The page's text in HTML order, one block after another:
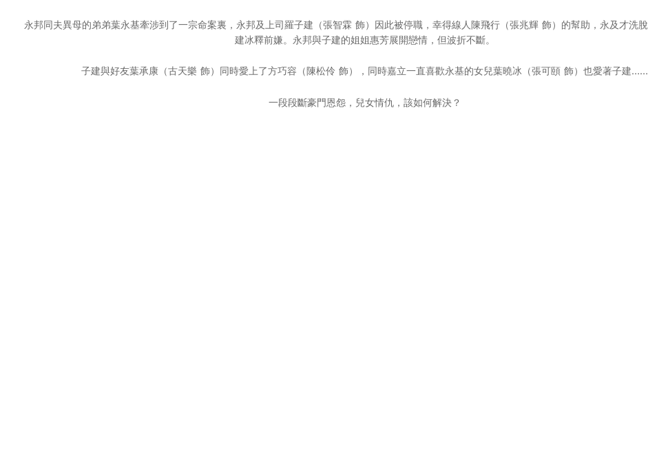
永邦同夫異母的弟弟葉永基牽涉到了一宗命案裏，永邦及上司羅子建（張智霖 飾）因此被停職，幸得線人陳飛行（張兆輝 飾）的幫助，永及才洗
建冰釋前嫌。永邦與子建的姐姐惠芳展開戀情，但波折不斷。
子建與好友葉承康（古天樂 飾）同時愛上了方巧容（陳松伶 飾），同時嘉立一直喜歡永基的女兒葉曉冰（張可頤 飾）也愛著子建……
一段段斷豪門恩怨，兒女情仇，該如何解決？